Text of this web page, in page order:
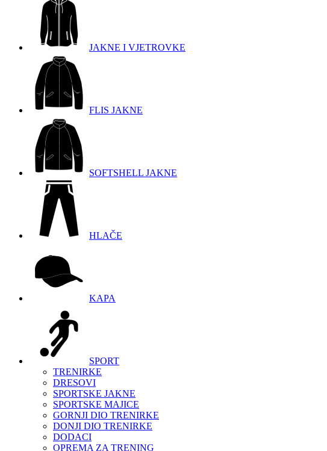
JAKNE I VJETROVKE
FLIS JAKNE
SOFTSHELL JAKNE
HLAČE
KAPA
SPORT
TRENIRKE
DRESOVI
SPORTSKE JAKNE
SPORTSKE MAJICE
GORNJI DIO TRENIRKE
DONJI DIO TRENIRKE
DODACI
OPREMA ZA TRENING